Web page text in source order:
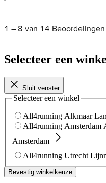
Selecteer een
Sluit venster
Selecteer een winkel
All4running Alkmaar
All4running Amsterdam
Amsterdam
All4running Utrecht
Bevestig winkelkeuze